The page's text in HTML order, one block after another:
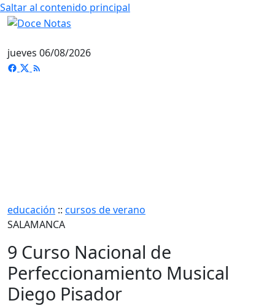
Saltar al contenido principal
jueves 06/08/2026
educación :: cursos de verano
SALAMANCA
9 Curso Nacional de
Perfeccionamiento Musical
Diego Pisador